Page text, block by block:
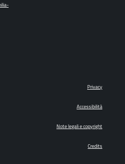
Privacy
Accessibilità
Note legali e copyright
Credits